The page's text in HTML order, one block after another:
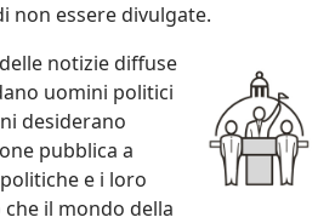
non essere divulgate.
notizie diffuse
uomini politici
desiderano
pubblica a
e i loro
il mondo della